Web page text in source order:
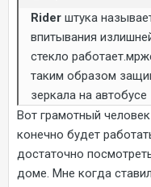
Rider штука
впитывания
стекло
таким образом
зеркала на автобусе
Вот грамотный
конечно будет
достаточно
доме. Мне когда